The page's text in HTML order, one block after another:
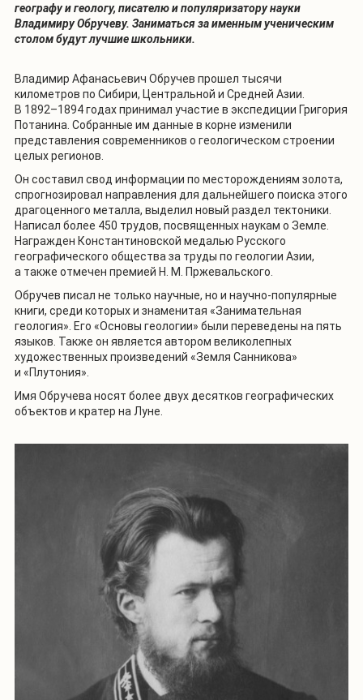
географу и геологу, писателю и популяризатору науки
Владимиру Обручеву. Заниматься за именным ученическим
столом будут лучшие школьники.
Владимир Афанасьевич Обручев прошел тысячи
километров по Сибири, Центральной и Средней Азии.
В 1892–1894 годах принимал участие в экспедиции Григория
Потанина. Собранные им данные в корне изменили
представления современников о геологическом строении
целых регионов.
Он составил свод информации по месторождениям золота,
спрогнозировал направления для дальнейшего поиска этого
драгоценного металла, выделил новый раздел тектоники.
Написал более 450 трудов, посвященных наукам о Земле.
Награжден Константиновской медалью Русского
географического общества за труды по геологии Азии,
а также отмечен премией Н. М. Пржевальского.
Обручев писал не только научные, но и научно-популярные
книги, среди которых и знаменитая «Занимательная
геология». Его «Основы геологии» были переведены на пять
языков. Также он является автором великолепных
художественных произведений «Земля Санникова»
и «Плутония».
Имя Обручева носят более двух десятков географических
объектов и кратер на Луне.